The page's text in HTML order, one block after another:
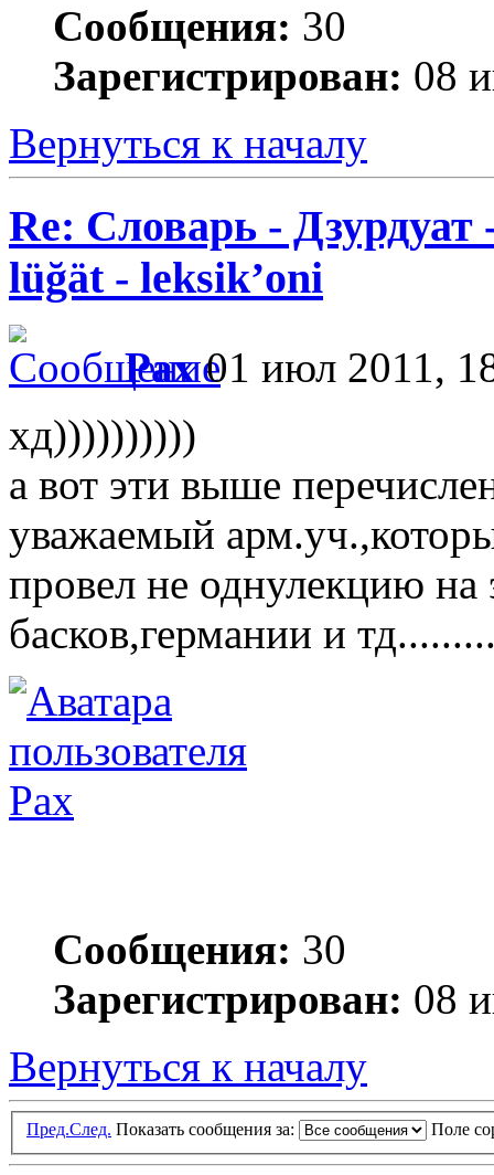
Сообщения: 30
Зарегистрирован: 08
Вернуться к началу
Re: Словарь -
lüğät - leksik’oni
Pax01 июл 2011,
хд))))))))))
а вот эти выше
уважаемый
провел не однулекцию на
басков,германии и
Pax
Сообщения: 30
Зарегистрирован: 08
Вернуться к началу
Пред.След. Показать сообщения за: Поле